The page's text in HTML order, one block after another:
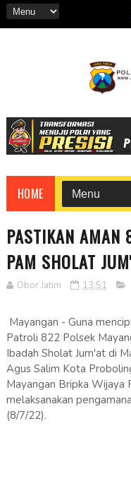
HOME
PASTIKAN AMAN
PAM SHOLAT
Obor Jatim 13:51
Mayangan - Guna
Patroli 822 Polsek
Ibadah Sholat Jum'at di
Agus Salim Kota
Mayangan Bripka Wijaya
melaksanakan
(8/7/22).